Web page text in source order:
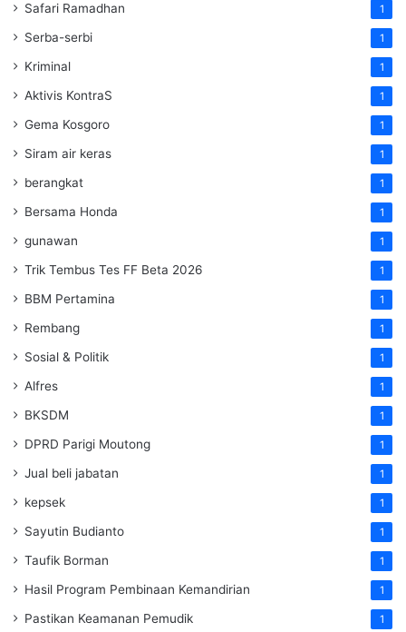
Safari Ramadhan 1
Serba-serbi 1
Kriminal 1
Aktivis KontraS 1
Gema Kosgoro 1
Siram air keras 1
berangkat 1
Bersama Honda 1
gunawan 1
Trik Tembus Tes FF Beta 2026 1
BBM Pertamina 1
Rembang 1
Sosial & Politik 1
Alfres 1
BKSDM 1
DPRD Parigi Moutong 1
Jual beli jabatan 1
kepsek 1
Sayutin Budianto 1
Taufik Borman 1
Hasil Program Pembinaan Kemandirian 1
Pastikan Keamanan Pemudik 1